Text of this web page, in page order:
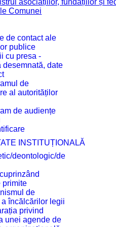
asociațiilor, fundațiilor și
Comunei
de contact ale
publice
cu presa -
desemnată, date
de
al autorităților
de audiențe
INSTITUȚIONALĂ
deontologic/de
primite
de
a încălcărilor legii
privind
unei agende de